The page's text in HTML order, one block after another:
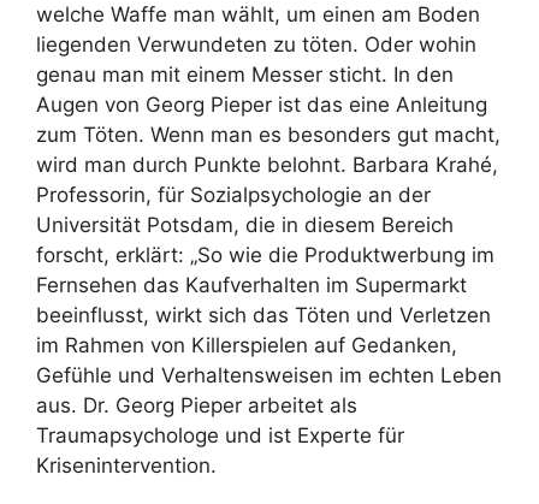
welche Waffe man wählt, um einen am Boden
liegenden Verwundeten zu töten. Oder wohin
genau man mit einem Messer sticht. In den
Augen von Georg Pieper ist das eine Anleitung
zum Töten. Wenn man es besonders gut macht,
wird man durch Punkte belohnt. Barbara Krahé,
Professorin, für Sozialpsychologie an der
Universität Potsdam, die in diesem Bereich
forscht, erklärt: „So wie die Produktwerbung im
Fernsehen das Kaufverhalten im Supermarkt
beeinflusst, wirkt sich das Töten und Verletzen
im Rahmen von Killerspielen auf Gedanken,
Gefühle und Verhaltensweisen im echten Leben
aus. Dr. Georg Pieper arbeitet als
Traumapsychologe und ist Experte für
Krisenintervention.